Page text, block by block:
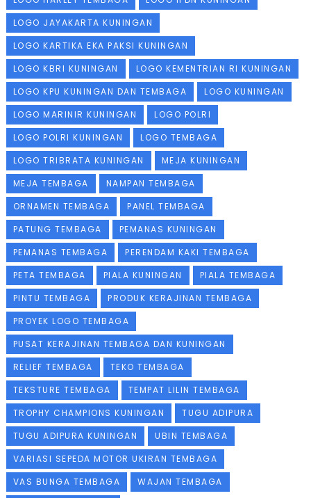
LOGO JAYAKARTA KUNINGAN
LOGO KARTIKA EKA PAKSI KUNINGAN
LOGO KBRI KUNINGAN
LOGO KEMENTRIAN RI KUNINGAN
LOGO KPU KUNINGAN DAN TEMBAGA
LOGO KUNINGAN
LOGO MARINIR KUNINGAN
LOGO POLRI
LOGO POLRI KUNINGAN
LOGO TEMBAGA
LOGO TRIBRATA KUNINGAN
MEJA KUNINGAN
MEJA TEMBAGA
NAMPAN TEMBAGA
ORNAMEN TEMBAGA
PANEL TEMBAGA
PATUNG TEMBAGA
PEMANAS KUNINGAN
PEMANAS TEMBAGA
PERENDAM KAKI TEMBAGA
PETA TEMBAGA
PIALA KUNINGAN
PIALA TEMBAGA
PINTU TEMBAGA
PRODUK KERAJINAN TEMBAGA
PROYEK LOGO TEMBAGA
PUSAT KERAJINAN TEMBAGA DAN KUNINGAN
RELIEF TEMBAGA
TEKO TEMBAGA
TEKSTURE TEMBAGA
TEMPAT LILIN TEMBAGA
TROPHY CHAMPIONS KUNINGAN
TUGU ADIPURA
TUGU ADIPURA KUNINGAN
UBIN TEMBAGA
VARIASI SEPEDA MOTOR UKIRAN TEMBAGA
VAS BUNGA TEMBAGA
WAJAN TEMBAGA